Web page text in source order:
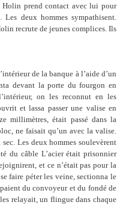
prend contact avec lui pour
deux hommes sympathisent.
recrute de jeunes complices. Ils
de la banque à l’aide d’un
devant la porte du fourgon en
on les reconnut en les
et lassa passer une valise en
millimètres, était passé dans la
ne faisait qu’un avec la valise.
Les deux hommes soulevèrent
du câble L’acier était prisonnier
et ce n’était pas pour la
faire péter les veine, sectionna le
du convoyeur et du fondé de
relayait, un flingue dans chaque